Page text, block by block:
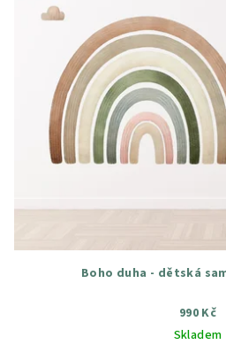
Boho duha - dětská
990 Kč
Skladem